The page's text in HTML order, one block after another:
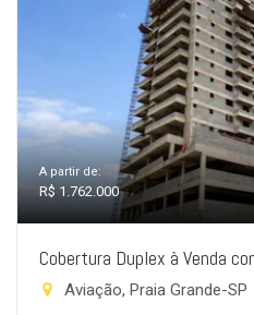
A partir de:
R$ 1.762.000
Cobertura Duplex à Venda
Aviação, Praia Grande-SP